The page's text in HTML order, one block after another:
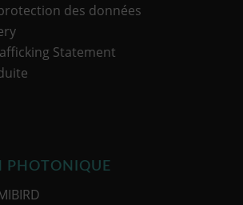
des données
Statement
PHOTONIQUE